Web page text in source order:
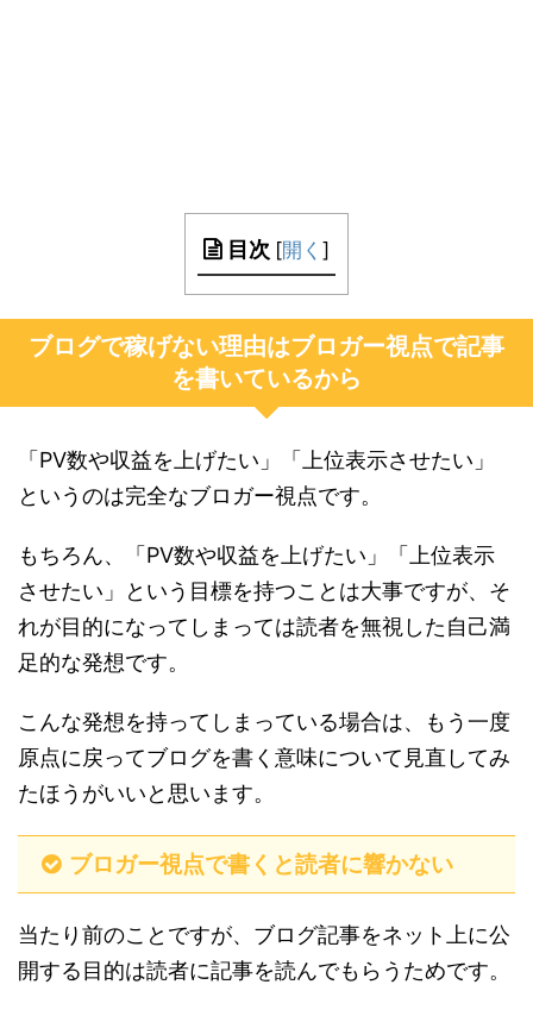
目次 [開く ]
ブログで稼げない理由はブロガー視点で記事
を書いているから
「PV数や収益を上げたい」「上位表示させたい」
というのは完全なブロガー視点です。
もちろん、「PV数や収益を上げたい」「上位表示
させたい」という目標を持つことは大事ですが、そ
れが目的になってしまっては読者を無視した自己満
足的な発想です。
こんな発想を持ってしまっている場合は、もう一度
原点に戻ってブログを書く意味について見直してみ
たほうがいいと思います。
ブロガー視点で書くと読者に響かない
当たり前のことですが、ブログ記事をネット上に公
開する目的は読者に記事を読んでもらうためです。